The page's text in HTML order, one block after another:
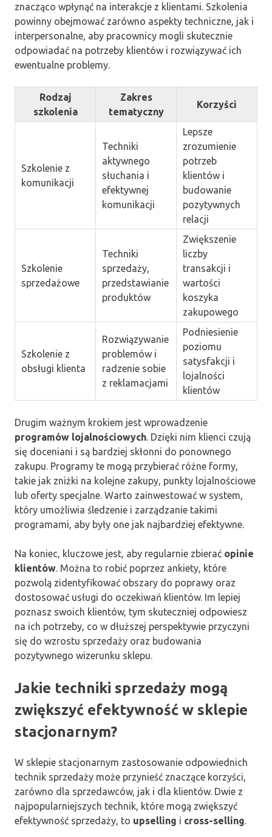
znacząco wpłynąć na interakcje z klientami. Szkolenia
powinny obejmować zarówno aspekty techniczne, jak i
interpersonalne, aby pracownicy mogli skutecznie
odpowiadać na potrzeby klientów i rozwiązywać ich
ewentualne problemy.
Rodzaj
szkolenia
Zakres
tematyczny
Korzyści
Szkolenie z
komunikacji
Techniki
aktywnego
słuchania i
efektywnej
komunikacji
Lepsze
zrozumienie
potrzeb
klientów i
budowanie
pozytywnych
relacji
Szkolenie
sprzedażowe
Techniki
sprzedaży,
przedstawianie
produktów
Zwiększenie
liczby
transakcji i
wartości
koszyka
zakupowego
Szkolenie z
obsługi klienta
Rozwiązywanie
problemów i
radzenie sobie
z reklamacjami
Podniesienie
poziomu
satysfakcji i
lojalności
klientów
Drugim ważnym krokiem jest wprowadzenie
programów lojalnościowych. Dzięki nim klienci czują
się doceniani i są bardziej skłonni do ponownego
zakupu. Programy te mogą przybierać różne formy,
takie jak zniżki na kolejne zakupy, punkty lojalnościowe
lub oferty specjalne. Warto zainwestować w system,
który umożliwia śledzenie i zarządzanie takimi
programami, aby były one jak najbardziej efektywne.
Na koniec, kluczowe jest, aby regularnie zbierać opinie
klientów. Można to robić poprzez ankiety, które
pozwolą zidentyfikować obszary do poprawy oraz
dostosować usługi do oczekiwań klientów. Im lepiej
poznasz swoich klientów, tym skuteczniej odpowiesz
na ich potrzeby, co w dłuższej perspektywie przyczyni
się do wzrostu sprzedaży oraz budowania
pozytywnego wizerunku sklepu.
Jakie techniki sprzedaży mogą
zwiększyć efektywność w sklepie
stacjonarnym?
W sklepie stacjonarnym zastosowanie odpowiednich
technik sprzedaży może przynieść znaczące korzyści,
zarówno dla sprzedawców, jak i dla klientów. Dwie z
najpopularniejszych technik, które mogą zwiększyć
efektywność sprzedaży, to upselling i cross-selling